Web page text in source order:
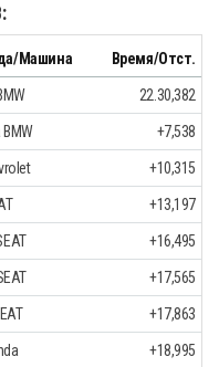
Машина Время/Отст.
22.30,382
+7,538
+10,315
+13,197
+16,495
+17,565
+17,863
+18,995